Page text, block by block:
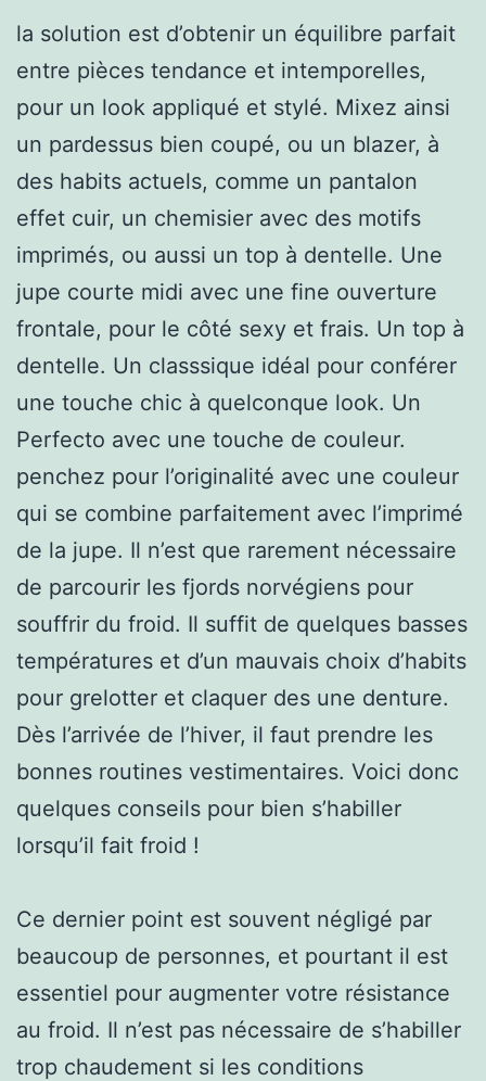
la solution est d’obtenir un équilibre parfait
entre pièces tendance et intemporelles,
pour un look appliqué et stylé. Mixez ainsi
un pardessus bien coupé, ou un blazer, à
des habits actuels, comme un pantalon
effet cuir, un chemisier avec des motifs
imprimés, ou aussi un top à dentelle. Une
jupe courte midi avec une fine ouverture
frontale, pour le côté sexy et frais. Un top à
dentelle. Un classsique idéal pour conférer
une touche chic à quelconque look. Un
Perfecto avec une touche de couleur.
penchez pour l’originalité avec une couleur
qui se combine parfaitement avec l’imprimé
de la jupe. Il n’est que rarement nécessaire
de parcourir les fjords norvégiens pour
souffrir du froid. Il suffit de quelques basses
températures et d’un mauvais choix d’habits
pour grelotter et claquer des une denture.
Dès l’arrivée de l’hiver, il faut prendre les
bonnes routines vestimentaires. Voici donc
quelques conseils pour bien s’habiller
lorsqu’il fait froid !
Ce dernier point est souvent négligé par
beaucoup de personnes, et pourtant il est
essentiel pour augmenter votre résistance
au froid. Il n’est pas nécessaire de s’habiller
trop chaudement si les conditions